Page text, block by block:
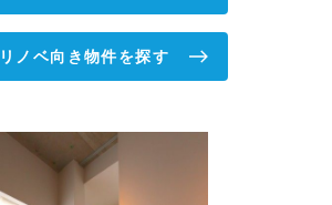
リノベ向き物件を探す